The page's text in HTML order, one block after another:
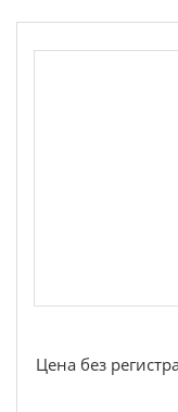
Аккумуляторы,
Щётки,
Цена без